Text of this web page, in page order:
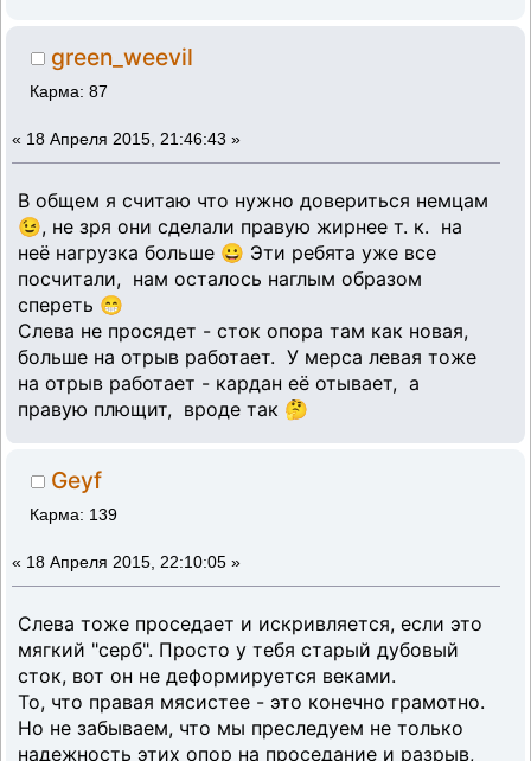
green_weevil
Карма: 87
« 18 Апреля 2015, 21:46:43 »
В общем я считаю что нужно довериться немцам
😉, не зря они сделали правую жирнее т. к. на
неё нагрузка больше 😀 Эти ребята уже все
посчитали, нам осталось наглым образом
спереть 😁
Слева не просядет - сток опора там как новая,
больше на отрыв работает. У мерса левая тоже
на отрыв работает - кардан её отывает, а
правую плющит, вроде так 🤔
Geyf
Карма: 139
« 18 Апреля 2015, 22:10:05 »
Слева тоже проседает и искривляется, если это
мягкий "серб". Просто у тебя старый дубовый
сток, вот он не деформируется веками.
То, что правая мясистее - это конечно грамотно.
Но не забываем, что мы преследуем не только
надежность этих опор на проседание и разрыв,